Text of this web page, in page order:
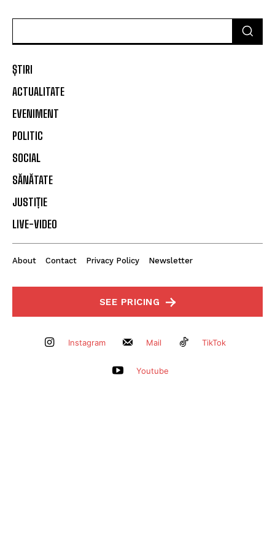
ȘTIRI
ACTUALITATE
EVENIMENT
POLITIC
SOCIAL
SĂNĂTATE
JUSTIȚIE
LIVE-VIDEO
About Contact Privacy Policy Newsletter
SEE PRICING
Instagram Mail TikTok
Youtube